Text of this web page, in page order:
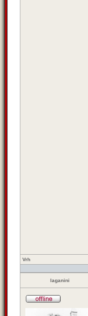
Vrh
laganini